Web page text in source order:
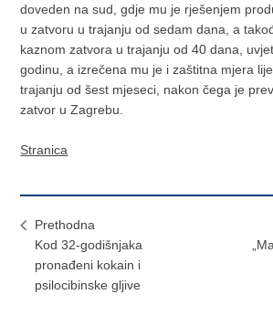
doveden na sud, gdje mu je rješenjem
u zatvoru u trajanju od sedam dana, a
kaznom zatvora u trajanju od 40 dana,
godinu, a izrečena mu je i zaštitna mjera
trajanju od šest mjeseci, nakon čega je
zatvor u Zagrebu.
Stranica
Prethodna
Kod 32-godišnjaka
pronađeni kokain i
psilocibinske gljive